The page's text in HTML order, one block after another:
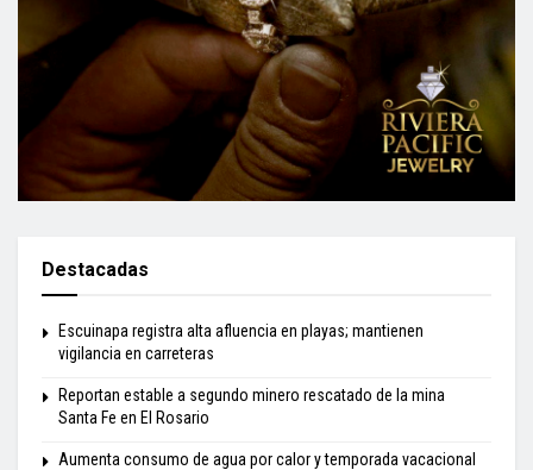
Destacadas
Escuinapa registra alta afluencia en playas; mantienen
vigilancia en carreteras
Reportan estable a segundo minero rescatado de la mina
Santa Fe en El Rosario
Aumenta consumo de agua por calor y temporada vacacional